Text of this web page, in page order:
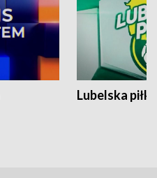
Lubelska piłka